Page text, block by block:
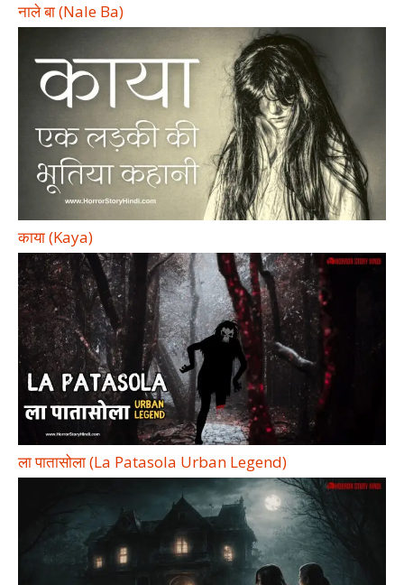
नाले बा (Nale Ba)
काया (Kaya)
ला पातासोला (La Patasola Urban Legend)